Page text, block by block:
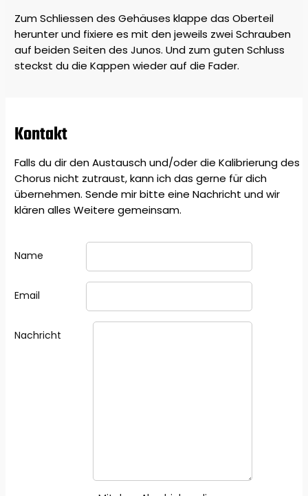
Zum Schliessen des Gehäuses klappe das Oberteil
herunter und fixiere es mit den jeweils zwei Schrauben
auf beiden Seiten des Junos. Und zum guten Schluss
steckst du die Kappen wieder auf die Fader.
Kontakt
Falls du dir den Austausch und/oder die Kalibrierung des
Chorus nicht zutraust, kann ich das gerne für dich
übernehmen. Sende mir bitte eine Nachricht und wir
klären alles Weitere gemeinsam.
Name
Email
Nachricht